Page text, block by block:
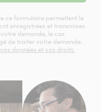
ce formulaire permettent le
enregistrées et transmises
demande, le cas
de traiter votre demande.
données et vos droits.